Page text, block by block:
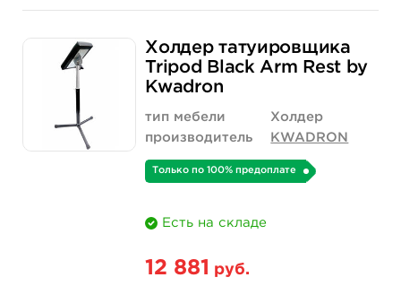
Холдер татуировщика
Tripod Black Arm Rest by
Kwadron
тип мебели
Холдер
производитель
KWADRON
Только по 100% предоплате
Есть на складе
12 881 руб.